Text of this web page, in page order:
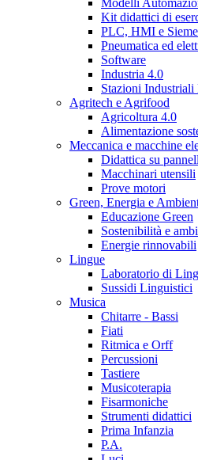
Kit didattici di
PLC, HMI e
Pneumatica ed
Software
Industria 4.0
Stazioni Industriali
Agritech e Agrifood
Agricoltura 4.0
Alimentazione
Meccanica e macchine
Didattica su
Macchinari utensili
Prove motori
Green, Energia e
Educazione Green
Sostenibilità e
Energie rinnovabili
Lingue
Laboratorio di
Sussidi Linguistici
Musica
Chitarre - Bassi
Fiati
Ritmica e Orff
Percussioni
Tastiere
Musicoterapia
Fisarmoniche
Strumenti didattici
Prima Infanzia
P.A.